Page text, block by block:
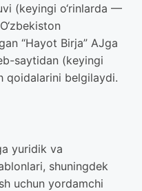
(keyingi o‘rinlarda —
“Hayot Birja” AJga
saytidan (keyingi
qoidalarini belgilaydi.
yuridik va
shuningdek
uchun yordamchi